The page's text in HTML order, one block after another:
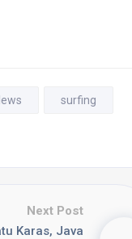
surfing
Next Post
Karas, Java